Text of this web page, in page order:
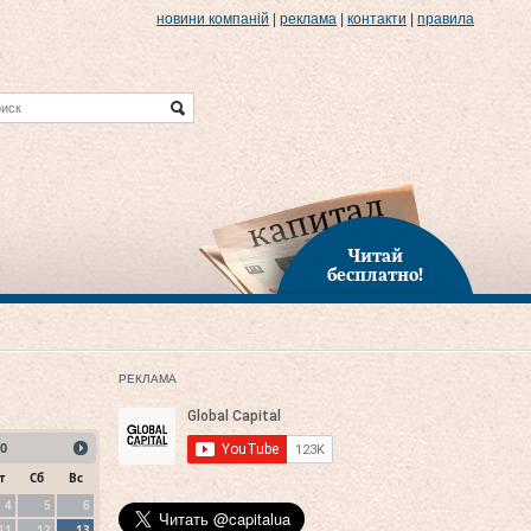
новини компаній реклама контакти правила
Читай
бесплатно!
Сб
Вс
4
5
6
РЕКЛАМА